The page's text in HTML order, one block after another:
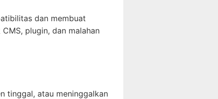
dan membuat
plugin, dan malahan
tinggal, atau meninggalkan